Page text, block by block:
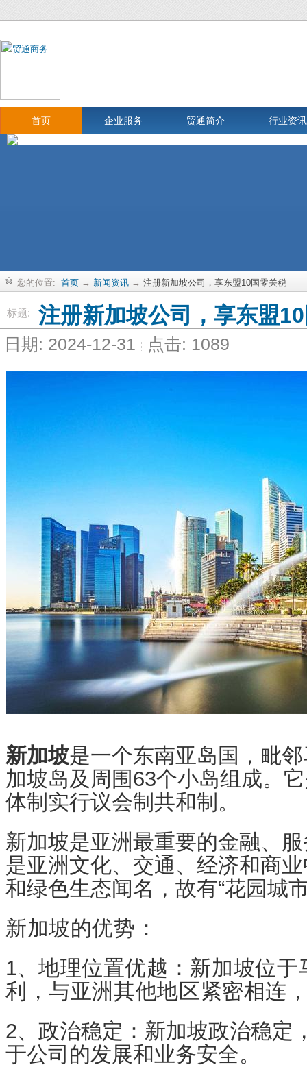
首页 企业服务 贸通简介 行业资讯
您的位置: 首页 → 新闻资讯 → 注册新加坡公司，享东盟10国零关税
标题: 注册新加坡公司，享东盟
日期: 2024-12-31 点击: 1089
新加坡是一个东南亚岛国，毗
加坡岛及周围63个小岛组成。
体制实行议会制共和制。
新加坡是亚洲最重要的金融、
是亚洲文化、交通、经济和商
和绿色生态闻名，故有“花园城
新加坡的优势：
1、 地理位置优越：新加坡位
利，与亚洲其他地区紧密相连
2、政治稳定：新加坡政治稳定
于公司的发展和业务安全。